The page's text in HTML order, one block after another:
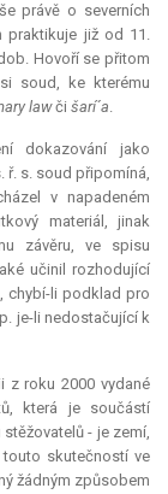
právě o severních
praktikuje již od 11.
Hovoří se přitom
soud, ke kterému
lawči šarí´a.
dokazování jako
ř. s. soud připomíná,
v napadeném
materiál, jinak
závěru, ve spisu
učinil rozhodující
chybí-li podklad pro
je-li nedostačující k
z roku 2000 vydané
která je součástí
- je zemí,
skutečností ve
žádným způsobem